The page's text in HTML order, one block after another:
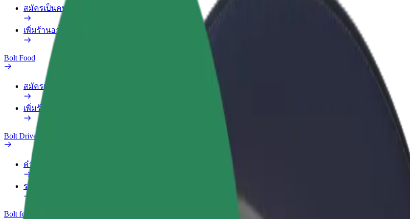
สมัครเป็นคนส่งของ
เพิ่มร้านอาหารหรือร้านค้า
Bolt Food
สมัครเป็นคนส่งของ
เพิ่มร้านอาหารหรือร้านค้า
Bolt Drive
คำถามที่พบบ่อย
รายงานรถ
Bolt for Business